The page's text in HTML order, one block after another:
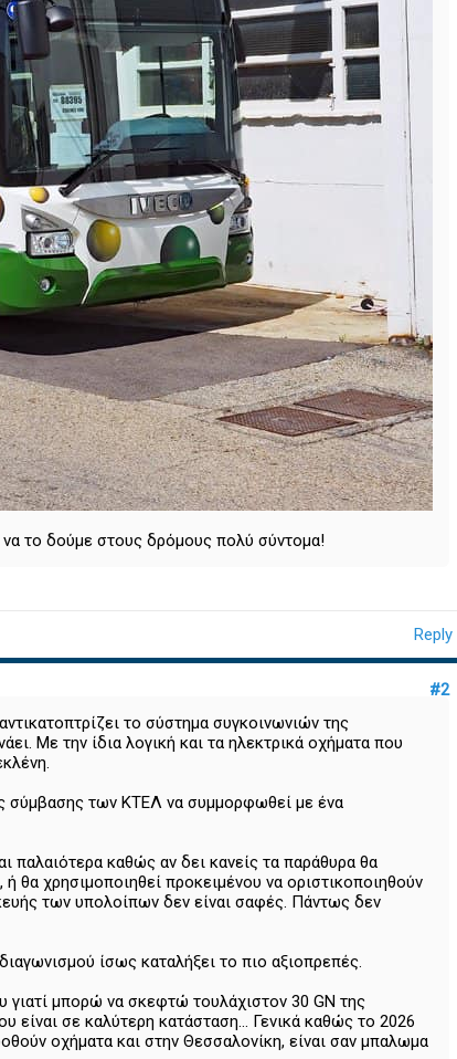
το δούμε στους δρόμους πολύ σύντομα!
Reply
#2
το σύστημα συγκοινωνιών της
Με την ίδια λογική και τα ηλεκτρικά οχήματα που
σύμβασης των ΚΤΕΛ να συμμορφωθεί με ένα
παλαιότερα καθώς αν δει κανείς τα παράθυρα θα
θα χρησιμοποιηθεί προκειμένου να οριστικοποιηθούν
των υπολοίπων δεν είναι σαφές. Πάντως δεν
ίσως καταλήξει το πιο αξιοπρεπές.
γιατί μπορώ να σκεφτώ τουλάχιστον 30 GN της
σε καλύτερη κατάσταση... Γενικά καθώς το 2026
οχήματα και στην Θεσσαλονίκη, είναι σαν μπαλωμα